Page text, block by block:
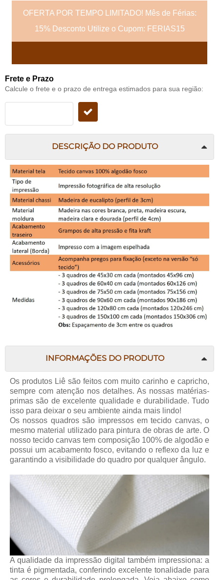
OFERTA POR TEMPO LIMITADO! Mês de Férias:
15% Desconto Utilize o Cupom: FERIAS15
Frete e Prazo
Calcule o frete e o prazo de entrega estimados para sua região:
DESCRIÇÃO DO PRODUTO
INFORMAÇÕES DO PRODUTO
Os produtos Liêsão feitos com muito carinho e capricho,
sempre com atenção nos detalhes. As nossas matérias-
primas são de excelente qualidade e durabilidade. Tudo
isso para deixar o seu ambiente ainda mais lindo!
Os nossos quadros são impressos em tecido canvas, o
mesmo material utilizado para pintura de obras de arte. O
nosso tecido canvas tem composição 100% de algodão e
possui um acabamento fosco, evitando o reflexo da luz e
garantindo a visibilidade do quadro por qualquer ângulo.
A qualidade da impressão digital também impressiona: a
tinta é pigmentada, conferindo excelente tonalidade para